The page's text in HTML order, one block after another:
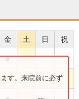
金 土 日 祝
●
●
す。来院前に必ず